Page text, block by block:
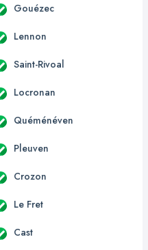
Gouézec
Lennon
Saint-Rivoal
Locronan
Quéménéven
Pleuven
Crozon
Le Fret
Cast